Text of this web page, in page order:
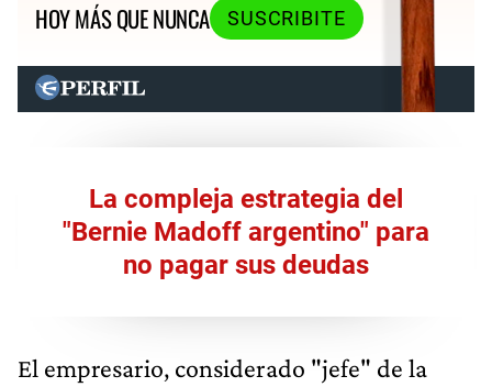
HOY MÁS QUE NUNCA
SUSCRIBITE
La compleja estrategia del
"Bernie Madoff argentino" para
no pagar sus deudas
El empresario, considerado "jefe" de la